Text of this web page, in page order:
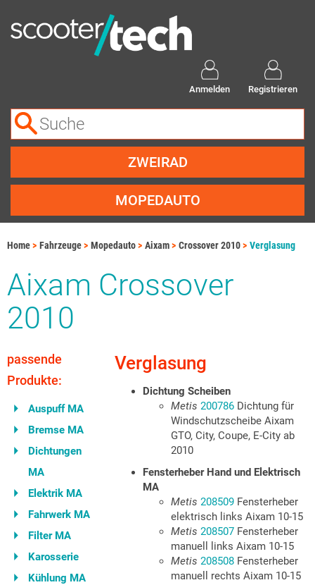
Anmelden Registrieren
ZWEIRAD
MOPEDAUTO
Home Fahrzeuge Mopedauto Aixam Crossover 2010 Verglasung
Aixam Crossover
2010
passende
Produkte:
Auspuff MA
Bremse MA
Dichtungen
MA
Elektrik MA
Fahrwerk MA
Filter MA
Karosserie
Kühlung MA
Verglasung
Dichtung Scheiben
Metis 200786Dichtung für
Windschutzscheibe Aixam
GTO, City, Coupe, E-City ab
2010
Fensterheber Hand und Elektrisch
MA
Metis 208509Fensterheber
elektrisch links Aixam 10-15
Metis 208507Fensterheber
manuell links Aixam 10-15
Metis 208508Fensterheber
manuell rechts Aixam 10-15